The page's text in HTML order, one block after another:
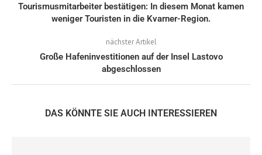
Tourismusmitarbeiter bestätigen: In diesem Monat kamen
weniger Touristen in die Kvarner-Region.
nächster Artikel
Große Hafeninvestitionen auf der Insel Lastovo
abgeschlossen
DAS KÖNNTE SIE AUCH INTERESSIEREN